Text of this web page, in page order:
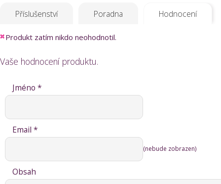
Příslušenství Poradna Hodnocení
Produkt zatím nikdo neohodnotil.
Vaše hodnocení produktu.
Jméno *
Email *
(nebude zobrazen)
Obsah